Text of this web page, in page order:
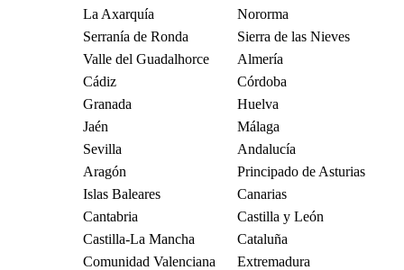
La Axarquía
Nororma
Serranía de Ronda
Sierra de las Nieves
Valle del Guadalhorce
Almería
Cádiz
Córdoba
Granada
Huelva
Jaén
Málaga
Sevilla
Andalucía
Aragón
Principado de Asturias
Islas Baleares
Canarias
Cantabria
Castilla y León
Castilla-La Mancha
Cataluña
Comunidad Valenciana
Extremadura